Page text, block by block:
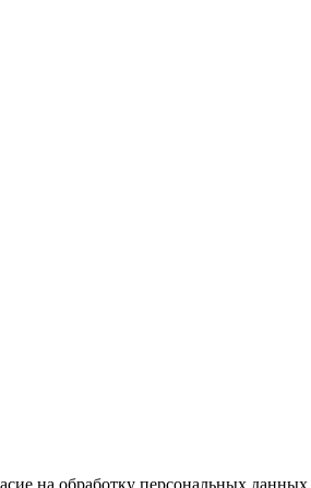
на обработку персональных данных